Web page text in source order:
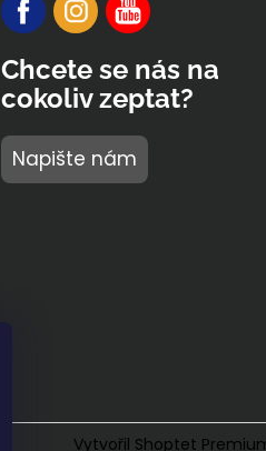
Chcete se nás na
cokoliv zeptat?
Napište nám
Vytvořil Shoptet